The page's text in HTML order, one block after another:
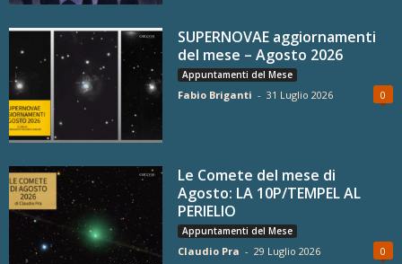
SUPERNOVAE aggiornamenti
del mese – Agosto 2026
Appuntamenti del Mese
Fabio Briganti - 31 Luglio 2026 0
Le Comete del mese di
Agosto: LA 10P/TEMPEL AL
PERIELIO
Appuntamenti del Mese
Claudio Pra - 29 Luglio 2026 0